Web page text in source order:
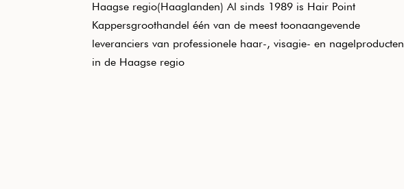
Haagse regio(Haaglanden) Al sinds 1989 is Hair Point
Kappersgroothandel één van de meest toonaangevende
leveranciers van professionele haar-, visagie- en nagelproducten
in de Haagse regio